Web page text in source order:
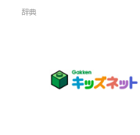
辞典